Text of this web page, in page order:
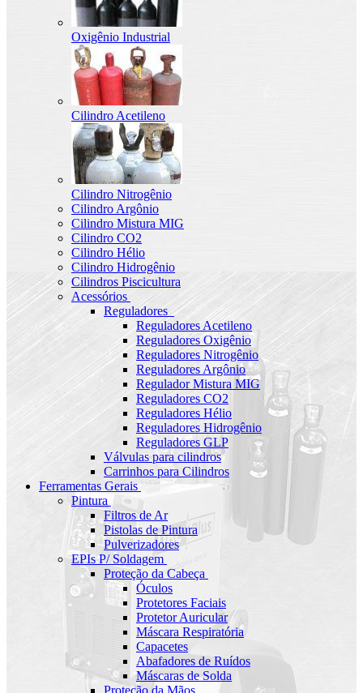
Oxigênio Industrial
Cilindro Acetileno
Cilindro Nitrogênio
Cilindro Argônio
Cilindro Mistura MIG
Cilindro CO2
Cilindro Hélio
Cilindro Hidrogênio
Cilindros Piscicultura
Acessórios
Reguladores
Reguladores Acetileno
Reguladores Oxigênio
Reguladores Nitrogênio
Reguladores Argônio
Regulador Mistura MIG
Reguladores CO2
Reguladores Hélio
Reguladores Hidrogênio
Reguladores GLP
Válvulas para cilindros
Carrinhos para Cilindros
Ferramentas Gerais
Pintura
Filtros de Ar
Pistolas de Pintura
Pulverizadores
EPIs P/ Soldagem
Proteção da Cabeça
Óculos
Protetores Faciais
Protetor Auricular
Máscara Respiratória
Capacetes
Abafadores de Ruídos
Máscaras de Solda